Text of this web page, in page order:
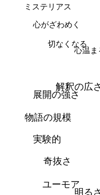
心温ま
切なくなる
心がざわめく
ミステリアス
明るさ
ユーモア
奇抜さ
実験的
物語の規模
展開の強さ
解釈の広さ